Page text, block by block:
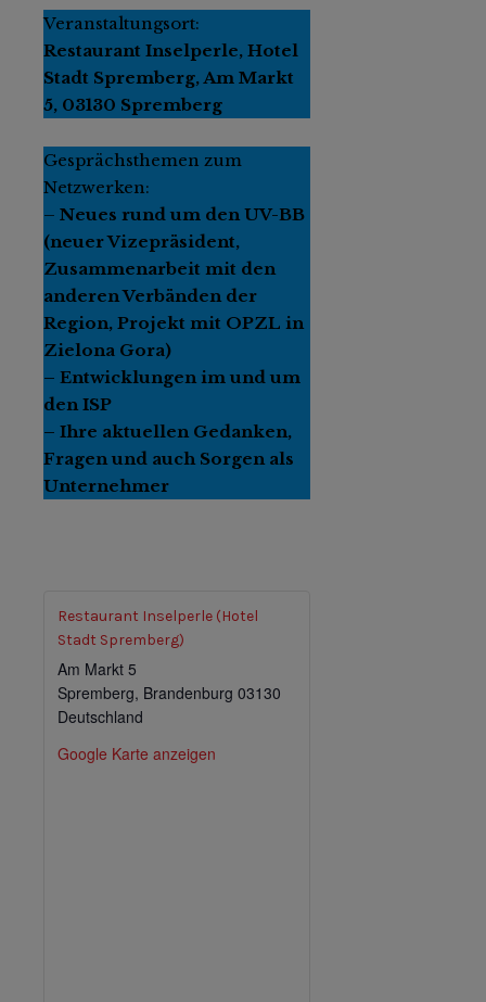
Veranstaltungsort:
Restaurant Inselperle, Hotel
Stadt Spremberg, Am Markt
5, 03130 Spremberg
Gesprächsthemen zum
Netzwerken:
– Neues rund um den UV-BB
(neuer Vizepräsident,
Zusammenarbeit mit den
anderen Verbänden der
Region, Projekt mit OPZL in
Zielona Gora)
– Entwicklungen im und um
den ISP
– Ihre aktuellen Gedanken,
Fragen und auch Sorgen als
Unternehmer
Restaurant Inselperle (Hotel
Stadt Spremberg)
Am Markt 5
Spremberg, Brandenburg 03130
Deutschland
Google Karte anzeigen